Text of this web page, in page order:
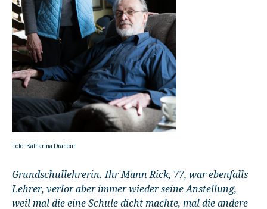
Foto: Katharina Draheim
Grundschullehrerin. Ihr Mann Rick, 77, war ebenfalls
Lehrer, verlor aber immer wieder seine Anstellung,
weil mal die eine Schule dicht machte, mal die andere